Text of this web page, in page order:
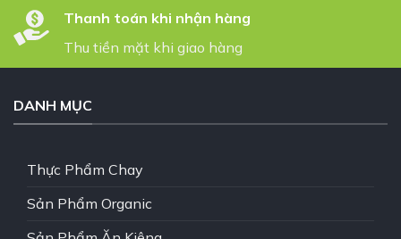
Thanh toán khi nhận hàng
Thu tiền mặt khi giao hàng
DANH MỤC
Thực Phẩm Chay
Sản Phẩm Organic